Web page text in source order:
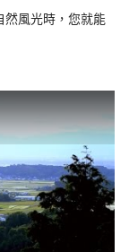
風光時，您就能